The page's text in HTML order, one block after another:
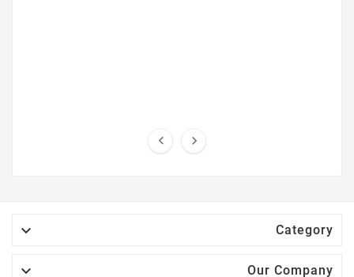
 
Category

Our Company
